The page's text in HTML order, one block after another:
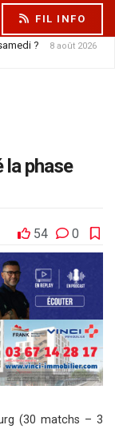
FIL INFO
? 8 août 2026
encore jouer 8 août 2026
la phase
54 0
(30 matchs – 3